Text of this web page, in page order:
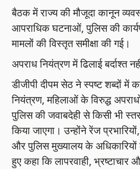
बैठक में राज्य की मौजूदा कानून
आपराधिक घटनाओं, पुलिस की
मामलों की विस्तृत समीक्षा की गई।
अपराध नियंत्रण में ढिलाई बर्दाश्त
डीजीपी दीपम सेठ ने स्पष्ट शब्दों में
नियंत्रण, महिलाओं के विरुद्ध
पुलिस की जवाबदेही से किसी भी
किया जाएगा। उन्होंने रेंज
और पुलिस मुख्यालय के अधिकारियों
हुए कहा कि लापरवाही,